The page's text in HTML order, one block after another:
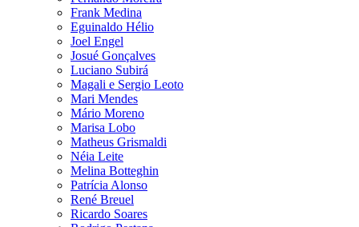
Frank Medina
Eguinaldo Hélio
Joel Engel
Josué Gonçalves
Luciano Subirá
Magali e Sergio Leoto
Mari Mendes
Mário Moreno
Marisa Lobo
Matheus Grismaldi
Néia Leite
Melina Botteghin
Patrícia Alonso
René Breuel
Ricardo Soares